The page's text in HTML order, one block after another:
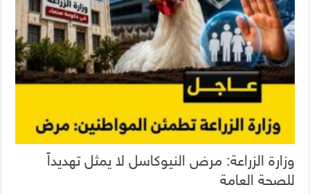
وزارة الزراعة: مرض النيوكاسل لا يمثل تهديداً
للصحة العامة